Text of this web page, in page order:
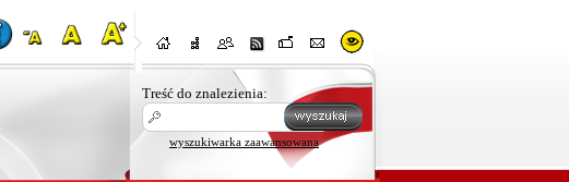
Treść do znalezienia:
wyszukiwarka zaawansowana